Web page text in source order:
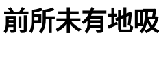
所未有地